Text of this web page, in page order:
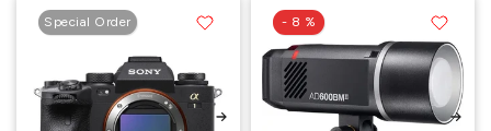
Special Order - 8 %